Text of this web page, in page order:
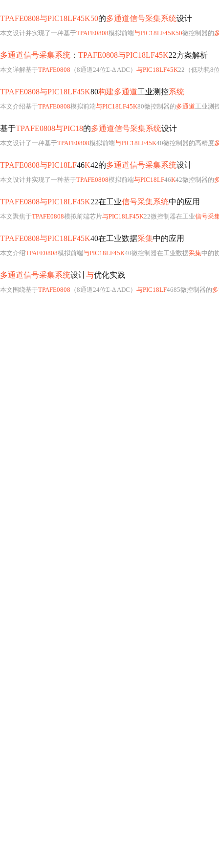
TPAFE0808与PIC18LF45K50的多通道信号采集系统设计
本文设计并实现了一种基于TPAFE0808模拟前端与PIC18LF45K50微控制器的
多通道信号采集系统 ： TPAFE0808与PIC18LF45K22方案解析
本文详解基于TPAFE0808 （8通道24位Σ-Δ ADC） 与PIC18LF45K22（低功耗8
TPAFE0808与PIC18LF45K80构建多通道工业测控系统
本文介绍基于TPAFE0808模拟前端与PIC18LF45K80微控制器的多通道工业测
基于TPAFE0808与PIC18的多通道信号采集系统设计
本文设计了一种基于TPAFE0808模拟前端与PIC18LF45K40微控制器的高精度
TPAFE0808与PIC18LF46K42的多通道信号采集系统设计
本文设计并实现了一种基于TPAFE0808模拟前端与PIC18LF46K42微控制器的
TPAFE0808与PIC18LF45K22在工业信号采集系统中的应用
本文聚焦于TPAFE0808模拟前端芯片与PIC18LF45K22微控制器在工业信号采
TPAFE0808与PIC18LF45K40在工业数据采集中的应用
本文介绍TPAFE0808模拟前端与PIC18LF45K40微控制器在工业数据采集中的协同应用。重
多通道信号采集系统设计与优化实践
本文围绕基于TPAFE0808 （8通道24位Σ-Δ ADC） 与PIC18LF4685微控制器的